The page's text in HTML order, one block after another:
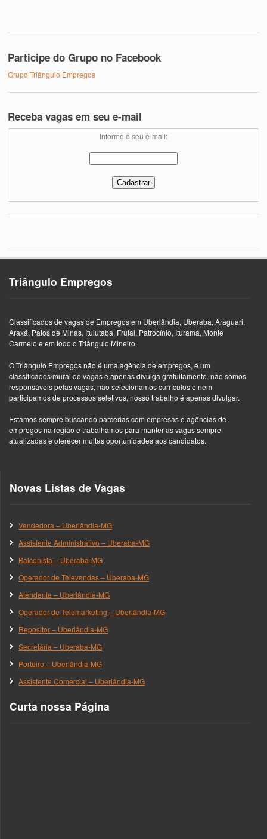
Participe do Grupo no Facebook
Grupo Triângulo Empregos
Receba vagas em seu e-mail
Informe o seu e-mail:
Triângulo Empregos
Classificados de vagas de Empregos em Uberlândia, Uberaba, Araguari,
Araxá, Patos de Minas, Ituiutaba, Frutal, Patrocínio, Iturama, Monte
Carmelo e em todo o Triângulo Mineiro.
O Triângulo Empregos não é uma agência de empregos, é um
classificados/mural de vagas e apenas divulga gratuitamente, não somos
responsáveis pelas vagas, não selecionamos currículos e nem
participamos de processos seletivos, nosso trabalho é apenas divulgar.
Estamos sempre buscando parcerias com empresas e agências de
empregos na região e trabalhamos para manter as vagas sempre
atualizadas e oferecer muitas oportunidades aos candidatos.
Novas Listas de Vagas
Vendedora – Uberlândia-MG
Assistente Administrativo – Uberaba-MG
Balconista – Uberaba-MG
Operador de Televendas – Uberaba-MG
Atendente – Uberlândia-MG
Operador de Telemarketing – Uberlândia-MG
Repositor – Uberlândia-MG
Secretária – Uberaba-MG
Porteiro – Uberlândia-MG
Assistente Comercial – Uberlândia-MG
Curta nossa Página